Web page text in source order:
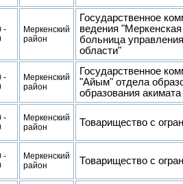
-
Меркенский
район
Государственное
ведения
больница
области"
-
Меркенский
район
Государственное
"Айым" отдела
образования
-
Меркенский
район
Товарищество с
-
Меркенский
район
Товарищество с